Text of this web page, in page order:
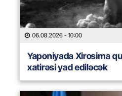
06.08.2026 - 10:00
Yaponiyada Xirosima
xatirəsi yad ediləcək